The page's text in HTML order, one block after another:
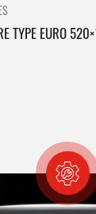
TYPE EURO